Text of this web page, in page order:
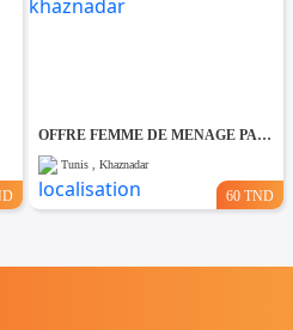
OFFRE FEMME DE MENAGE PAR JOUR A khaznadar
Tunis , Khaznadar
60 TND